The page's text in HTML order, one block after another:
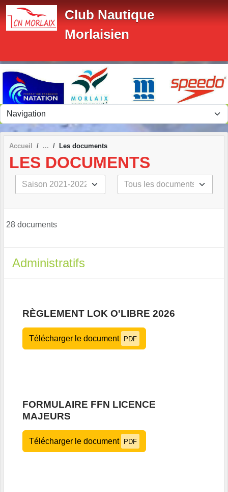
Club Nautique
Morlaisien
Accueil Les documents
LES DOCUMENTS
28 documents
Administratifs
RÈGLEMENT LOK O'LIBRE 2026
Télécharger le document PDF
FORMULAIRE FFN LICENCE
MAJEURS
Télécharger le document PDF
Panneau de gestion des cookies